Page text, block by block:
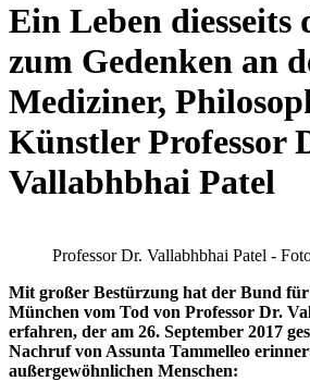
Ein Leben diesseits
zum Gedenken an
Mediziner,
Künstler Professor
Vallabhbhai Patel
Professor Dr. Vallabhbhai Patel -
Mit großer Bestürzung hat der Bund für
München vom Tod von Professor Dr.
erfahren, der am 26. September 2017
Nachruf von Assunta Tammelleo
außergewöhnlichen Menschen: